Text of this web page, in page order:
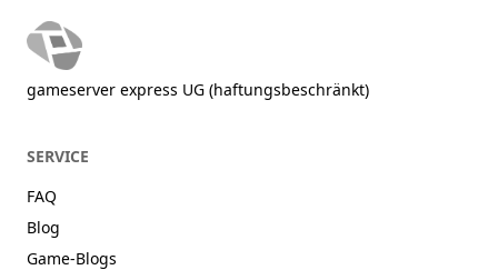
gameserver express UG (haftungsbeschränkt)
SERVICE
FAQ
Blog
Game-Blogs